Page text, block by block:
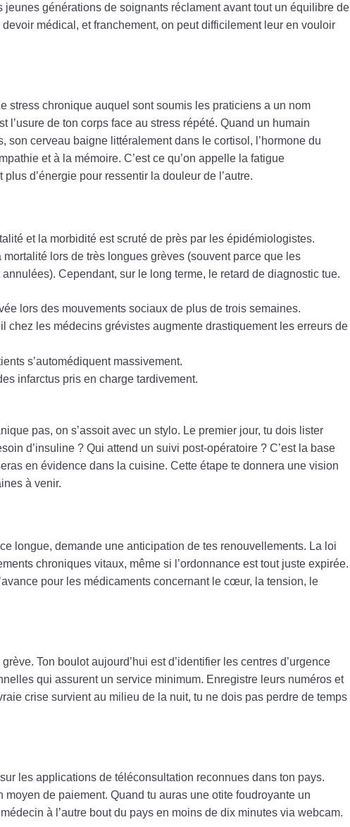
générations de soignants réclament avant tout un équilibre de
médical, et franchement, on peut difficilement leur en vouloir
stress chronique auquel sont soumis les praticiens a un nom
l’usure de ton corps face au stress répété. Quand un humain
cerveau baigne littéralement dans le cortisol, l’hormone du
et à la mémoire. C’est ce qu’on appelle la fatigue
d’énergie pour ressentir la douleur de l’autre.
et la morbidité est scruté de près par les épidémiologistes.
lors de très longues grèves (souvent parce que les
Cependant, sur le long terme, le retard de diagnostic tue.
lors des mouvements sociaux de plus de trois semaines.
chez les médecins grévistes augmente drastiquement les erreurs de
s’automédiquent massivement.
infarctus pris en charge tardivement.
pas, on s’assoit avec un stylo. Le premier jour, tu dois lister
d’insuline ? Qui attend un suivi post-opératoire ? C’est la base
en évidence dans la cuisine. Cette étape te donnera une vision
à venir.
longue, demande une anticipation de tes renouvellements. La loi
chroniques vitaux, même si l’ordonnance est tout juste expirée.
pour les médicaments concernant le cœur, la tension, le
Ton boulot aujourd’hui est d’identifier les centres d’urgence
qui assurent un service minimum. Enregistre leurs numéros et
crise survient au milieu de la nuit, tu ne dois pas perdre de temps
les applications de téléconsultation reconnues dans ton pays.
de paiement. Quand tu auras une otite foudroyante un
à l’autre bout du pays en moins de dix minutes via webcam.